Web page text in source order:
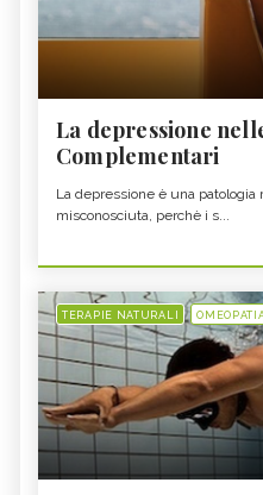
La depressione
Complementari
La depressione è una
misconosciuta, perchè i s...
TERAPIE NATURALI